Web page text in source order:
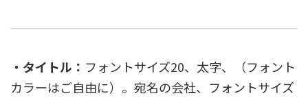
・タイトル： フォントサイズ20、太字、（フォント
カラーはご自由に）。宛名の会社、フォントサイズ